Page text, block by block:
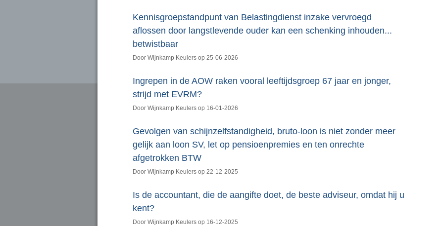
Kennisgroepstandpunt van Belastingdienst inzake vervroegd
aflossen door langstlevende ouder kan een schenking inhouden...
betwistbaar
Door Wijnkamp Keulers op 25-06-2026
Ingrepen in de AOW raken vooral leeftijdsgroep 67 jaar en jonger,
strijd met EVRM?
Door Wijnkamp Keulers op 16-01-2026
Gevolgen van schijnzelfstandigheid, bruto-loon is niet zonder meer
gelijk aan loon SV, let op pensioenpremies en ten onrechte
afgetrokken BTW
Door Wijnkamp Keulers op 22-12-2025
Is de accountant, die de aangifte doet, de beste adviseur, omdat hij u
kent?
Door Wijnkamp Keulers op 16-12-2025